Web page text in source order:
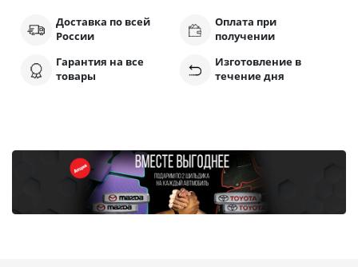
Доставка по всей
России
Оплата при
получении
Гарантия на все
товары
Изготовление в
течение дня